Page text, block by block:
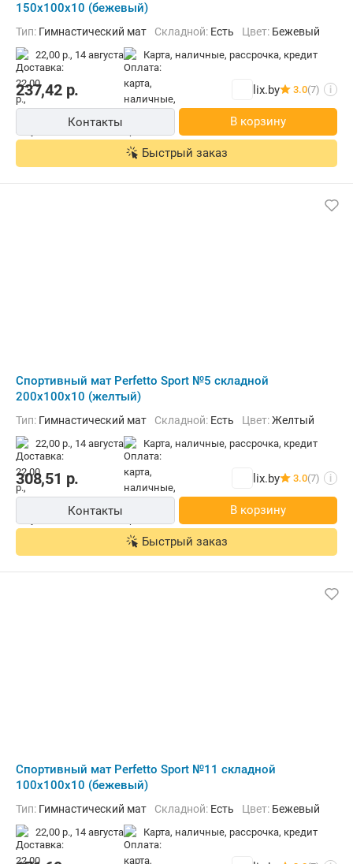
150x100x10 (бежевый)
Тип: Гимнастический мат Складной: Есть Цвет: Бежевый
22,00 р., 14 августа карта, наличные, рассрочка, кредит
237,42р. lix.by 3.0(7) i
Контакты В корзину
Быстрый заказ
Cпортивный мат Perfetto Sport №5 складной
200x100x10 (желтый)
Тип: Гимнастический мат Складной: Есть Цвет:Желтый
22,00 р., 14 августа карта, наличные, рассрочка, кредит
308,51 р. lix.by 3.0(7) i
Контакты В корзину
Быстрый заказ
Cпортивный мат Perfetto Sport №11 складной
100x100x10 (бежевый)
Тип: Гимнастический мат Складной: Есть Цвет: Бежевый
22,00 р., 14 августа карта, наличные, рассрочка, кредит